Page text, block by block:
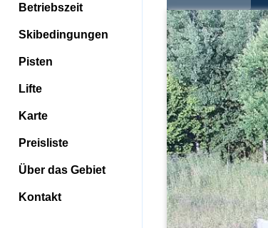
Betriebszeit
Skibedingungen
Pisten
Lifte
Karte
Preisliste
Über das Gebiet
Kontakt